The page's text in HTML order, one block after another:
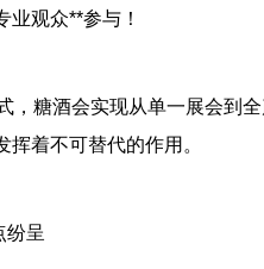
观众**参与！
，糖酒会实现从单一展会到
着不可替代的作用。
纷呈